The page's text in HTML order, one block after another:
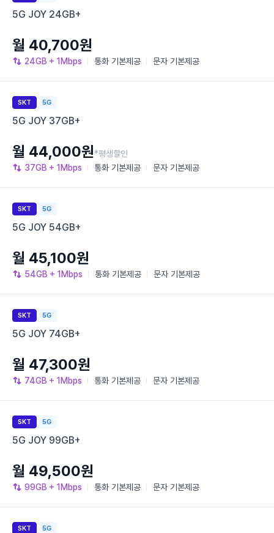
5G JOY 24GB+
24GB + 1Mbps 통화 기본제공 문자 기본제공
월 40,700원
SKT 5G
5G JOY 37GB+
37GB + 1Mbps 통화 기본제공 문자 기본제공
월 44,000원*평생할인
SKT 5G
5G JOY 54GB+
54GB + 1Mbps 통화 기본제공 문자 기본제공
월 45,100원
SKT 5G
5G JOY 74GB+
74GB + 1Mbps 통화 기본제공 문자 기본제공
월 47,300원
SKT 5G
5G JOY 99GB+
99GB + 1Mbps 통화 기본제공 문자 기본제공
월 49,500원
SKT 5G